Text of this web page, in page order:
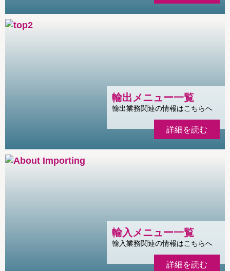
輸出メニュー一覧
輸出業務関連の情報はこちらへ
詳細を読む
輸入メニュー一覧
輸入業務関連の情報はこちらへ
詳細を読む